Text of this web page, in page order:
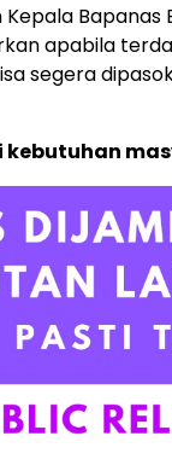
Bapanas
apabila
segera
kebutuhan